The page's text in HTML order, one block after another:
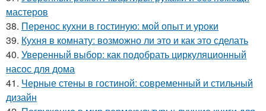
мастеров
38. Перенос кухни в гостиную: мой опыт и уроки
39. Кухня в комнату: возможно ли это и как это сделать
40. Уверенный выбор: как подобрать циркуляционный
насос для дома
41. Черные стены в гостиной: современный и стильный
дизайн